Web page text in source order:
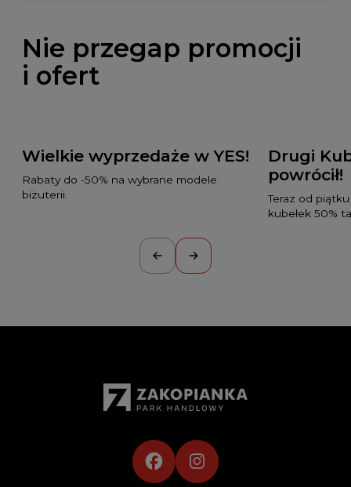
Nie przegap promocji
i ofert
Wielkie wyprzedaże w YES!
Rabaty do -50% na wybrane modele
biżuterii.
Drugi
powrócił!
Teraz od
kubełek 50%